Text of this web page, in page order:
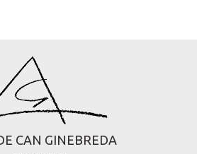
E CAN GIN EBREDA